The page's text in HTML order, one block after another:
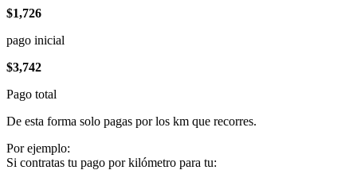
$1,726
pago inicial
$3,742
Pago total
De esta forma solo pagas por los km que recorres.
Por ejemplo:
Si contratas tu pago por kilómetro para tu: